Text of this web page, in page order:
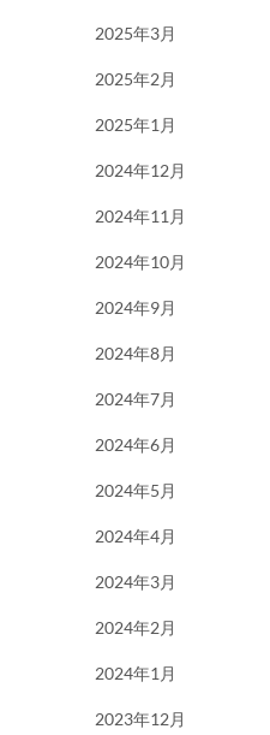
2025年3月
2025年2月
2025年1月
2024年12月
2024年11月
2024年10月
2024年9月
2024年8月
2024年7月
2024年6月
2024年5月
2024年4月
2024年3月
2024年2月
2024年1月
2023年12月